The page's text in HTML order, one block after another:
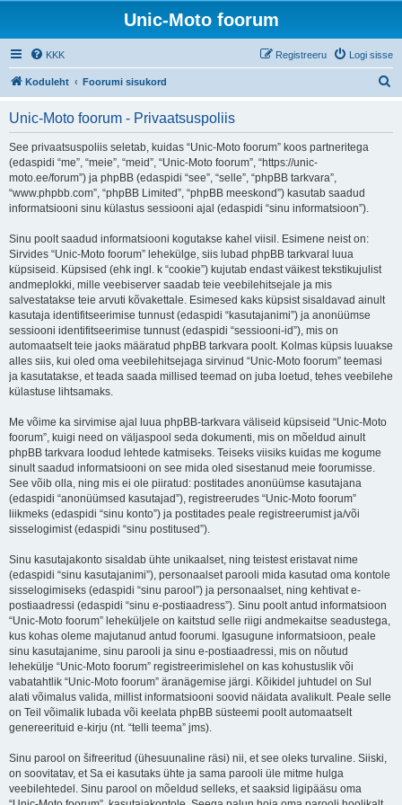
Unic-Moto foorum
KKK Logi sisse
Registreeru
Koduleht Foorumi sisukord
Unic-Moto foorum - Privaatsuspoliis
See privaatsuspoliis seletab, kuidas “Unic-Moto foorum” koos partneritega
(edaspidi “me”, “meie”, “meid”, “Unic-Moto foorum”, “https://unic-
moto.ee/forum”) ja phpBB (edaspidi “see”, “selle”, “phpBB tarkvara”,
“www.phpbb.com”, “phpBB Limited”, “phpBB meeskond”) kasutab saadud
informatsiooni sinu külastus sessiooni ajal (edaspidi “sinu informatsioon”).
Sinu poolt saadud informatsiooni kogutakse kahel viisil. Esimene neist on:
Sirvides “Unic-Moto foorum” lehekülge, siis lubad phpBB tarkvaral luua
küpsiseid. Küpsised (ehk ingl. k “cookie”) kujutab endast väikest tekstikujulist
andmeplokki, mille veebiserver saadab teie veebilehitsejale ja mis
salvestatakse teie arvuti kõvakettale. Esimesed kaks küpsist sisaldavad ainult
kasutaja identifitseerimise tunnust (edaspidi “kasutajanimi”) ja anonüümse
sessiooni identifitseerimise tunnust (edaspidi “sessiooni-id”), mis on
automaatselt teie jaoks määratud phpBB tarkvara poolt. Kolmas küpsis luuakse
alles siis, kui oled oma veebilehitsejaga sirvinud “Unic-Moto foorum” teemasi
ja kasutatakse, et teada saada millised teemad on juba loetud, tehes veebilehe
külastuse lihtsamaks.
Me võime ka sirvimise ajal luua phpBB-tarkvara väliseid küpsiseid “Unic-Moto
foorum”, kuigi need on väljaspool seda dokumenti, mis on mõeldud ainult
phpBB tarkvara loodud lehtede katmiseks. Teiseks viisiks kuidas me kogume
sinult saadud informatsiooni on see mida oled sisestanud meie foorumisse.
See võib olla, ning mis ei ole piiratud: postitades anonüümse kasutajana
(edaspidi “anonüümsed kasutajad”), registreerudes “Unic-Moto foorum”
liikmeks (edaspidi “sinu konto”) ja postitades peale registreerumist ja/või
sisselogimist (edaspidi “sinu postitused”).
Sinu kasutajakonto sisaldab ühte unikaalset, ning teistest eristavat nime
(edaspidi “sinu kasutajanimi”), personaalset parooli mida kasutad oma kontole
sisselogimiseks (edaspidi “sinu parool”) ja personaalset, ning kehtivat e-
postiaadressi (edaspidi “sinu e-postiaadress”). Sinu poolt antud informatsioon
“Unic-Moto foorum” leheküljele on kaitstud selle riigi andmekaitse seadustega,
kus kohas oleme majutanud antud foorumi. Igasugune informatsioon, peale
sinu kasutajanime, sinu parooli ja sinu e-postiaadressi, mis on nõutud
lehekülje “Unic-Moto foorum” registreerimislehel on kas kohustuslik või
vabatahtlik “Unic-Moto foorum” äranägemise järgi. Kõikidel juhtudel on Sul
alati võimalus valida, millist informatsiooni soovid näidata avalikult. Peale selle
on Teil võimalik lubada või keelata phpBB süsteemi poolt automaatselt
genereerituid e-kirju (nt. “telli teema” jms).
Sinu parool on šifreeritud (ühesuunaline räsi) nii, et see oleks turvaline. Siiski,
on soovitatav, et Sa ei kasutaks ühte ja sama parooli üle mitme hulga
veebilehtedel. Sinu parool on mõeldud selleks, et saaksid ligipääsu oma